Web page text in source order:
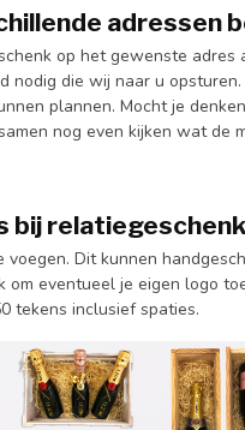
adressen
op het gewenste
die wij naar u
plannen. Mocht je
nog even kijken wat de
bij
Dit kunnen
eventueel je eigen logo
tekens inclusief spaties.